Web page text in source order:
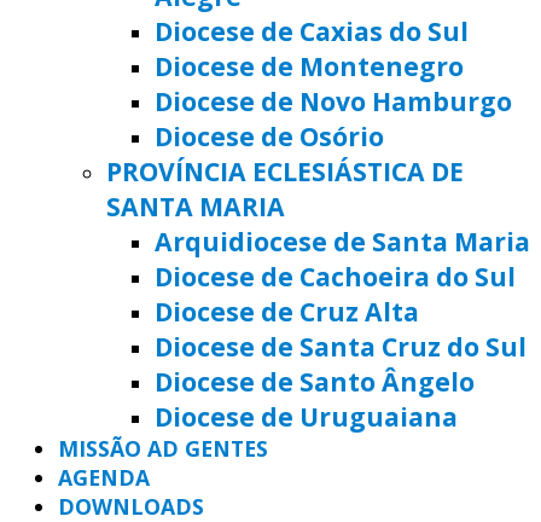
Diocese de Caxias do Sul
Diocese de Montenegro
Diocese de Novo Hamburgo
Diocese de Osório
PROVÍNCIA ECLESIÁSTICA DE
SANTA MARIA
Arquidiocese de Santa Maria
Diocese de Cachoeira do Sul
Diocese de Cruz Alta
Diocese de Santa Cruz do Sul
Diocese de Santo Ângelo
Diocese de Uruguaiana
MISSÃO AD GENTES
AGENDA
DOWNLOADS